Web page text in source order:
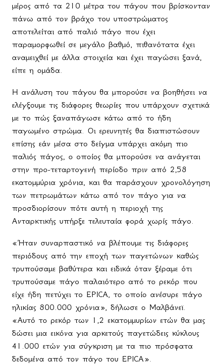
μέρος από τα 210 μέτρα του πάγου που βρίσκονταν
πάνω από τον βράχο του υποστρώματος
αποτελείται από παλιό πάγο που έχει
παραμορφωθεί σε μεγάλο βαθμό, πιθανότατα έχει
αναμειχθεί με άλλα στοιχεία και έχει παγώσει ξανά,
είπε η ομάδα.
Η ανάλυση του πάγου θα μπορούσε να βοηθήσει να
ελέγξουμε τις διάφορες θεωρίες που υπάρχουν σχετικά
με το πώς ξαναπάγωσε κάτω από το ήδη
παγωμένο στρώμα. Οι ερευνητές θα διαπιστώσουν
επίσης εάν μέσα στο δείγμα υπάρχει ακόμη πιο
παλιός πάγος, ο οποίος θα μπορούσε να ανάγεται
στην προ-τεταρτογενή περίοδο πριν από 2,58
εκατομμύρια χρόνια, και θα παράσχουν χρονολόγηση
των πετρωμάτων κάτω από τον πάγο για να
προσδιορίσουν πότε αυτή η περιοχή της
Ανταρκτικής υπήρξε τελευταία φορά χωρίς πάγο.
«Ήταν συναρπαστικό να βλέπουμε τις διάφορες
περιόδους από την εποχή των παγετώνων καθώς
τρυπούσαμε βαθύτερα και ειδικά όταν ξέραμε ότι
τρυπούσαμε πάγο παλαιότερο από το ρεκόρ που
είχε ήδη πετύχει το EPICA, το οποίο ανέσυρε πάγο
ηλικίας 800.000 χρόνια», δήλωσε ο Μαλβάνεϊ.
«Αυτό το ρεκόρ των 1,2 εκατομμυρίων ετών θα μας
δώσει μια εικόνα για αρκετούς παγετώδεις κύκλους
41.000 ετών για σύγκριση με τα πιο πρόσφατα
δεδομένα από τον πάγο του EPICA».